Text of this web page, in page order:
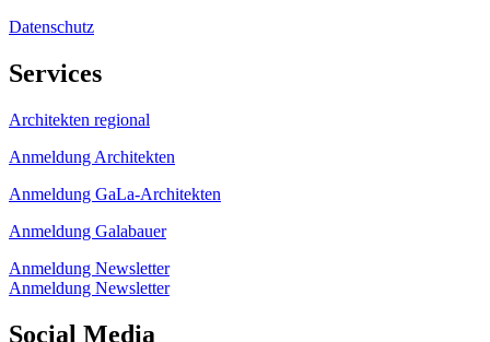
Datenschutz
Services
Architekten regional
Anmeldung Architekten
Anmeldung GaLa-Architekten
Anmeldung Galabauer
Anmeldung Newsletter
Anmeldung Newsletter
Social Media